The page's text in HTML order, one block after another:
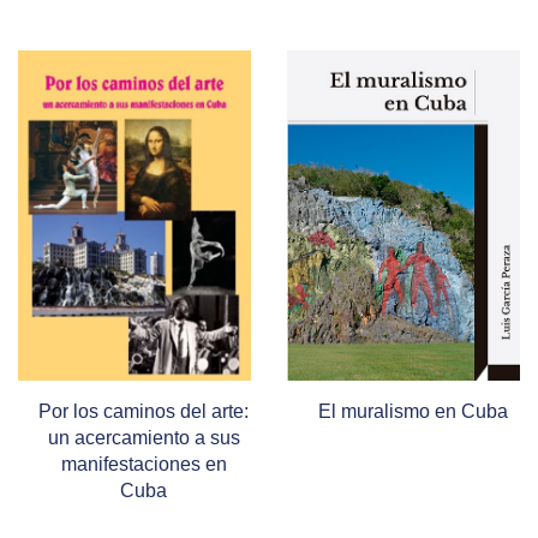
Por los caminos del arte:
un acercamiento a sus
manifestaciones en
Cuba
El muralismo en Cuba